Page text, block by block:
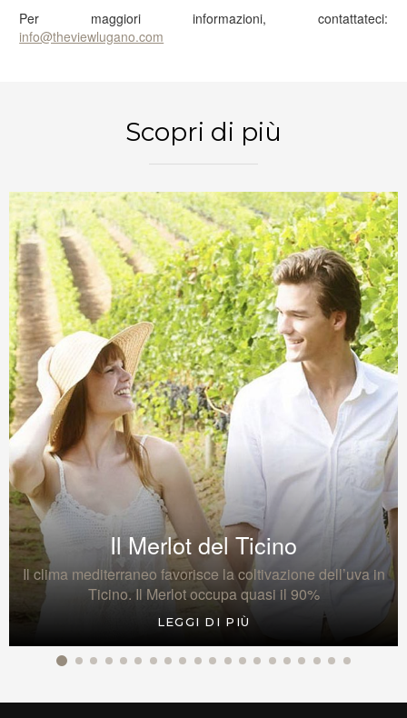
Per maggiori informazioni, contattateci:
info@theviewlugano.com
Scopri di più
Il Merlot del Ticino
Il clima mediterraneo favorisce la coltivazione dell’uva in
Ticino. Il Merlot occupa quasi il 90%
LEGGI DI PIÙ